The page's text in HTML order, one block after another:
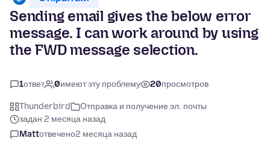
Sending email gives the below error
message. I can work around by using
the FWD message selection.
1ответ 0имеют эту проблему 20просмотров
Thunderbird
Отправка и получение эл. почты
задан 2 месяца назад
Mattотвечено2 месяца назад